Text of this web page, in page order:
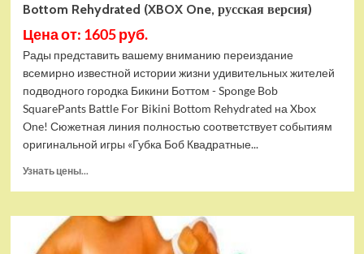
Bottom Rehydrated (XBOX One, русская версия)
Цена от: 1605 руб.
Рады представить вашему вниманию переиздание
всемирно известной истории жизни удивительных жителей
подводного городка Бикини Боттом - Sponge Bob
SquarePants Battle For Bikini Bottom Rehydrated на Xbox
One! Сюжетная линия полностью соответствует событиям
оригинальной игры «Губка Боб Квадратные...
Узнать цены...
Игра
Sponge
Bob